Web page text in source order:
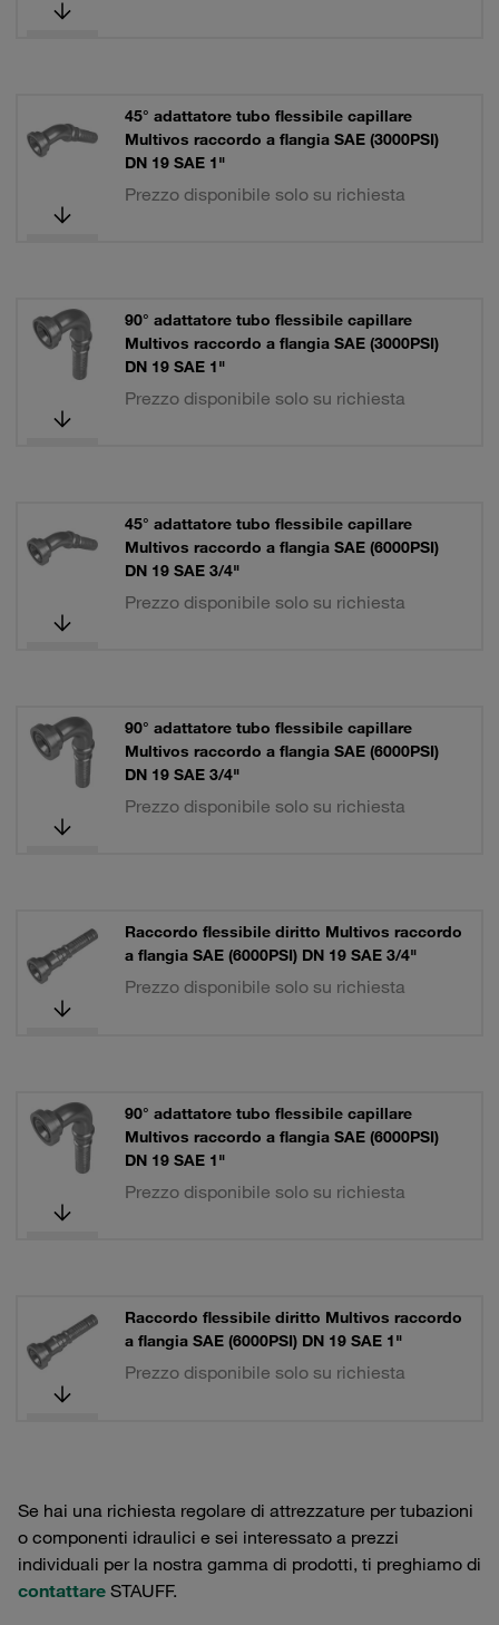
45° adattatore tubo flessibile capillare
Multivos raccordo a flangia SAE (3000PSI)
DN 19 SAE 1"
Prezzo disponibile solo su richiesta
90° adattatore tubo flessibile capillare
Multivos raccordo a flangia SAE (3000PSI)
DN 19 SAE 1"
Prezzo disponibile solo su richiesta
45° adattatore tubo flessibile capillare
Multivos raccordo a flangia SAE (6000PSI)
DN 19 SAE 3/4"
Prezzo disponibile solo su richiesta
90° adattatore tubo flessibile capillare
Multivos raccordo a flangia SAE (6000PSI)
DN 19 SAE 3/4"
Prezzo disponibile solo su richiesta
Raccordo flessibile diritto Multivos raccordo
a flangia SAE (6000PSI) DN 19 SAE 3/4"
Prezzo disponibile solo su richiesta
90° adattatore tubo flessibile capillare
Multivos raccordo a flangia SAE (6000PSI)
DN 19 SAE 1"
Prezzo disponibile solo su richiesta
Raccordo flessibile diritto Multivos raccordo
a flangia SAE (6000PSI) DN 19 SAE 1"
Prezzo disponibile solo su richiesta
Se hai una richiesta regolare di attrezzature per tubazioni
o componenti idraulici e sei interessato a prezzi
individuali per la nostra gamma di prodotti, ti preghiamo di
contattare STAUFF.